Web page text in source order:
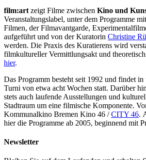
film:art zeigt Filme zwischen Kino und
Veranstaltungslabel, unter dem Programme
Filmen, der Filmavantgarde,
aufgeführt und von der Kuratorin Christine
werden. Die Praxis des Kuratierens wird
filmkultureller Vermittlungsakt und
hier.
Das Programm besteht seit 1992 und findet in
Turni von etwa acht Wochen statt. Darüber
stets auch laufende Ausstellungen und
Stadtraum um eine filmische Komponente.
Kommunalkino Bremen Kino 46 /CITY 46.
hier die Programme ab 2005, beginnend mit
Newsletter